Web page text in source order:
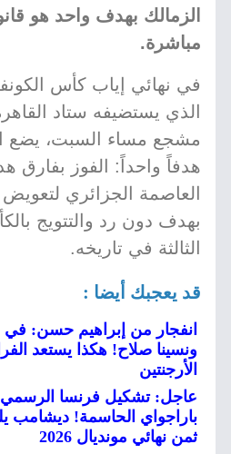
الزمالك بهدف واحد هو
مباشرة.
في نهائي إياب كأس
مشجع مساء السبت، يضع
هدفاً واحداً: الفوز بفارق
العاصمة الجزائري
بهدف دون رد والتتويج
الثالثة في تاريخه.
قد يعجبك أيضا :
ونسينا صلاح! هكذا يستعد
الأرجنتين
عاجل: تشكيل فرنسا الرسمي
باراجواي الحاسمة! ديشامب
ثمن نهائي مونديال 2026